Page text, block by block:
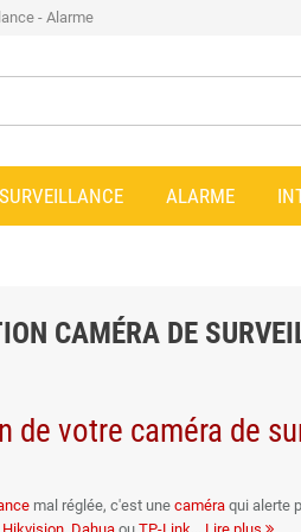
- Alarme
ALARME
CAMÉRA DE
de votre caméra de
mal réglée, c'est une caméra qui alerte